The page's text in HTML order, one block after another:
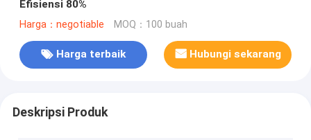
Efisiensi 80%
Harga：negotiable MOQ：100 buah
Harga terbaik Hubungi sekarang
Deskripsi Produk